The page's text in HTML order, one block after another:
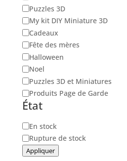
Puzzles 3D
My kit DIY Miniature 3D
Cadeaux
Fête des mères
Halloween
Noel
Puzzles 3D et Miniatures
Produits Page de Garde
État
Disponibilité
En stock
Rupture de stock
Appliquer